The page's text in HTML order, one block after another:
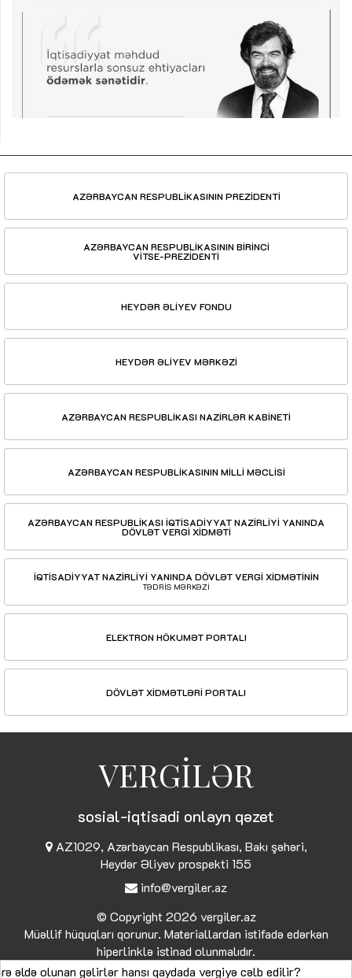
AZƏRBAYCAN RESPUBLİKASININ PREZİDENTİ
AZƏRBAYCAN RESPUBLİKASININ BİRİNCİ
VİTSE-PREZİDENTİ
HEYDƏR ƏLİYEV FONDU
HEYDƏR ƏLİYEV MƏRKƏZİ
AZƏRBAYCAN RESPUBLİKASI NAZİRLƏR KABİNETİ
AZƏRBAYCAN RESPUBLİKASININ MİLLİ MƏCLİSİ
AZƏRBAYCAN RESPUBLİKASI İQTİSADİYYAT NAZİRLİYİ YANINDA
DÖVLƏT VERGİ XİDMƏTİ
İQTİSADİYYAT NAZİRLİYİ YANINDA DÖVLƏT VERGİ XİDMƏTİNİN
TƏDRİS MƏRKƏZİ
ELEKTRON HÖKUMƏT PORTALI
DÖVLƏT XİDMƏTLƏRİ PORTALI
VERGİLƏR
sosial-iqtisadi onlayn qəzet
AZ1029, Azərbaycan Respublikası, Bakı şəhəri,
Heydər Əliyev prospekti 155
info@vergiler.az
© Copyright 2026 vergiler.az
Müəllif hüquqları qorunur. Materiallardan istifadə edərkən
hiperlinklə istinad olunmalıdır.
gəlirlər hansı qaydada vergiyə cəlb edilir?